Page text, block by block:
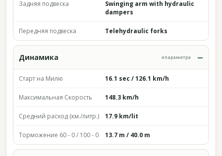
Задняя подвеска
Swinging arm with hydraulic
dampers
Передняя подвеска Telehydraulic forks
Динамика 4 параметра
Старт на Милю 16.1 sec / 126.1 km/h
Максимальная Скорость 148.3 km/h
Средний расход (км./литр.) 17.9 km/lit
Торможение 60 - 0 / 100 - 0 13.7 m / 40.0 m